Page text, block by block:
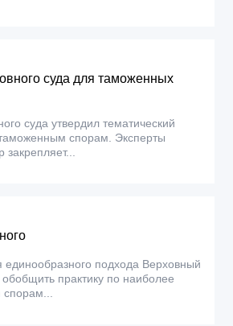
суда для таможенных
суда утвердил тематический
спорам. Эксперты
подхода Верховный
практику по наиболее